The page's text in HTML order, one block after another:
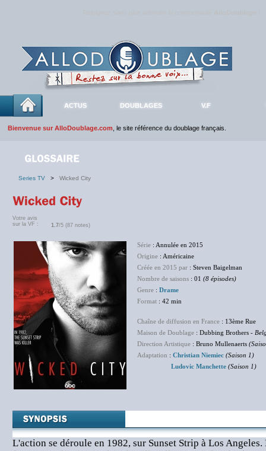
ACTUS DOUBLAGES V.F
Bienvenue sur AlloDoublage.com , le site référence du doublage français.
Series TV > Wicked City
Votre avis
sur la VF :
1.7/5 (87 notes)
Série : Annulée en 2015
Origine : Américaine
Créée en 2015 par : Steven Baigelman
Nombre de saisons : 01 (8 épisodes)
Genre : Drame
Format : 42 min
Chaîne de diffusion en France : 13ème Rue
Maison de Doublage : Dubbing Brothers -
Direction Artistique : Bruno Mullenaerts
Adaptation : Christian Niemiec (Saison 1)
Ludovic Manchette (Saison 1)
L'action se déroule en 1982, sur Sunset Strip à Los